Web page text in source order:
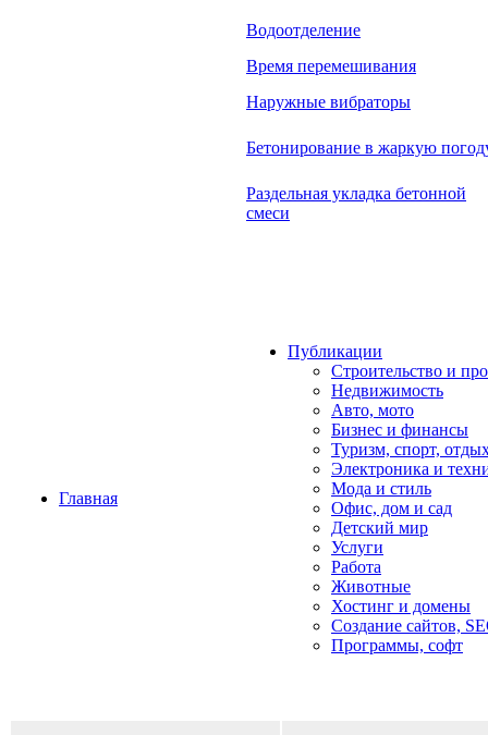
Водоотделение
Время перемешивания
Наружные вибраторы
Бетонирование в жаркую
Раздельная укладка бетонной
смеси
Главная
Публикации
Строительство и
Недвижимость
Авто, мото
Бизнес и финансы
Туризм, спорт,
Электроника и
Мода и стиль
Офис, дом и cад
Детский мир
Услуги
Работа
Животные
Хостинг и домены
Создание сайтов,
Программы, софт